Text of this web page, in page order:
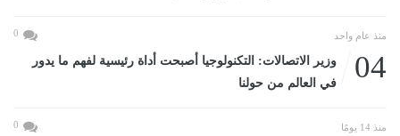
منذ عام واحد 0
04
وزير الاتصالات: التكنولوجيا أصبحت أداة رئيسية لفهم ما يدور
في العالم من حولنا
منذ 14 يومًا 0